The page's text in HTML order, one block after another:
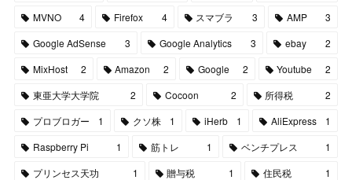
MVNO
4 Firefox 4 スマブラ 3 AMP
3
Google AdSense
3 Google Analytics 3 ebay
2
MixHost
2 Amazon 2 Google 2 Youtube
2
東亜大学大学院
2 Cocoon 2 所得税
2
プロブロガー
1 クソ株 1 iHerb 1 AliExpress
1
Raspberry Pi
1 筋トレ 1 ベンチプレス
1
プリンセス天功
1 贈与税 1 住民税 1